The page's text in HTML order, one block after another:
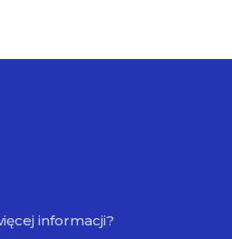
informacji?